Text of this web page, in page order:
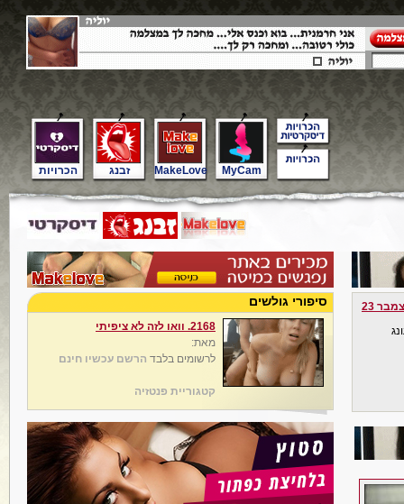
הכרויות זבנג MakeLove MyCam
23
סיפורי גולשים
2168. וואו לזה לא ציפיתי
מאת:
לרשומים בלבד הרשם עכשיו חינם
קטגוריית פנטזיה